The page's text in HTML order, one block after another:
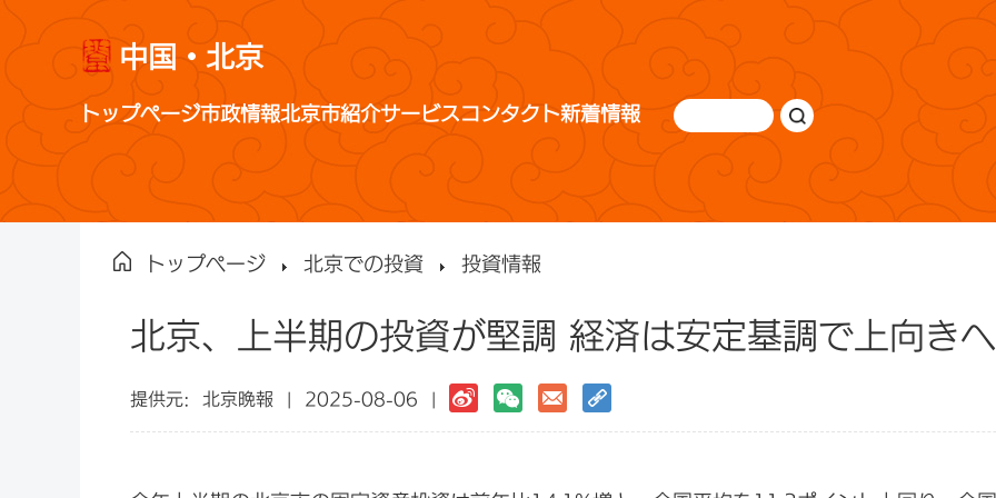
中国・北京
トップページ市政情報北京市紹介サービスコンタクト新着情報
トップページ 北京での投資 投資情報
北京、上半期の投資が堅調 経済は安定基調で上向きへ
提供元: 北京晩報 | 2025-08-06 |